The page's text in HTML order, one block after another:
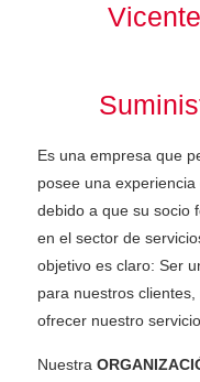
Es una empresa que
posee una
debido a que su socio
en el sector de
objetivo es claro: Ser
para nuestros
ofrecer nuestro
Nuestra